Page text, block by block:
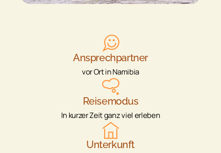
Ansprechpartner
vor Ort in Namibia
Reisemodus
In kurzer Zeit ganz viel erleben
Unterkunft